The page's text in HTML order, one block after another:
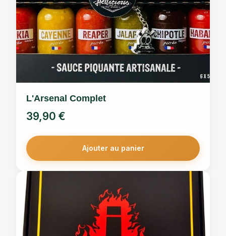
L'Arsenal Complet
39,90 €
Ajouter au panier